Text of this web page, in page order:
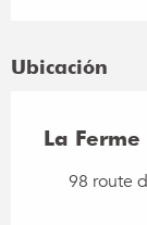
Ubicación
La
98 route